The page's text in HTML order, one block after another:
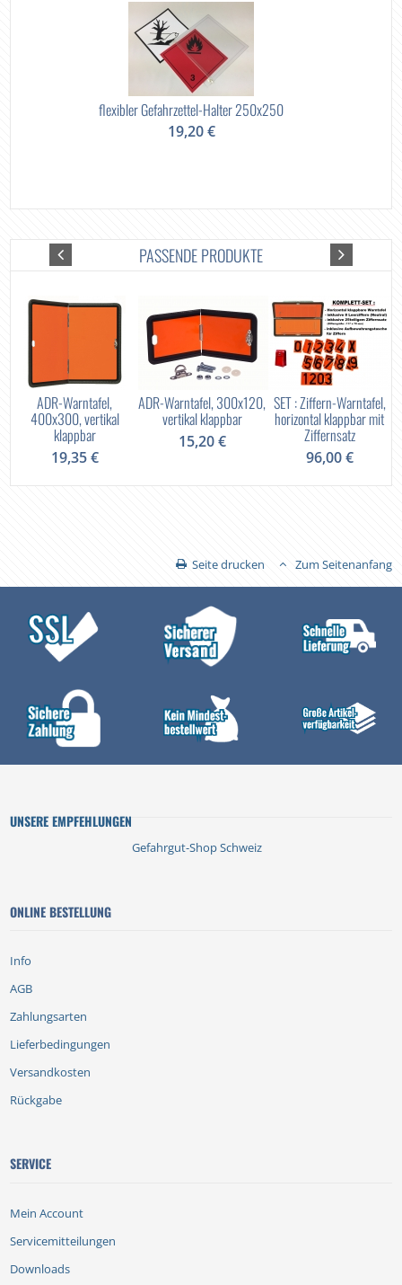
flexibler Gefahrzettel-Halter 250x250
19,20 €
PASSENDE PRODUKTE
ADR-Warntafel,
400x300, vertikal
klappbar
19,35 €
ADR-Warntafel, 300x120,
vertikal klappbar
15,20 €
SET : Ziffern-Warntafel,
horizontal klappbar mit
Ziffernsatz
96,00 €
Seite drucken Zum Seitenanfang
UNSERE EMPFEHLUNGEN
Gefahrgut-Shop Schweiz
ONLINE BESTELLUNG
Info
AGB
Zahlungsarten
Lieferbedingungen
Versandkosten
Rückgabe
SERVICE
Mein Account
Servicemitteilungen
Downloads